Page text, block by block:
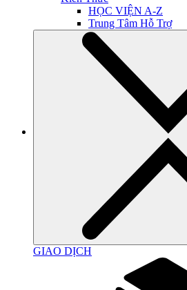
HỌC VIỆN A-Z
Trung Tâm Hỗ Trợ
GIAO DỊCH